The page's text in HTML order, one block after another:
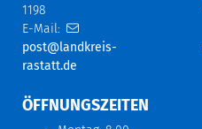
1198
E-Mail:
post@landkreis-
rastatt.de
ÖFFNUNGSZEITEN